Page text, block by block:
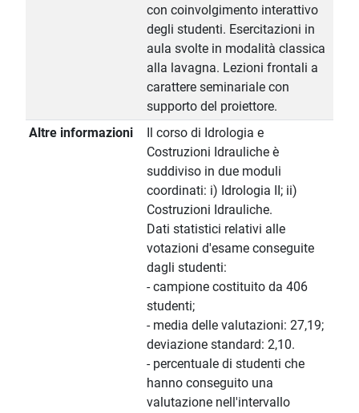
con coinvolgimento interattivo
degli studenti. Esercitazioni in
aula svolte in modalità classica
alla lavagna. Lezioni frontali a
carattere seminariale con
supporto del proiettore.
Altre informazioni
Il corso di Idrologia e
Costruzioni Idrauliche è
suddiviso in due moduli
coordinati: i) Idrologia II; ii)
Costruzioni Idrauliche.
Dati statistici relativi alle
votazioni d'esame conseguite
dagli studenti:
- campione costituito da 406
studenti;
- media delle valutazioni: 27,19;
deviazione standard: 2,10.
- percentuale di studenti che
hanno conseguito una
valutazione nell'intervallo